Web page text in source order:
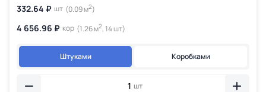
332.64 ₽ шт (0.09 м2)
4 656.96 ₽ кор (1.26 м2, 14 шт)
Штуками Коробками
шт